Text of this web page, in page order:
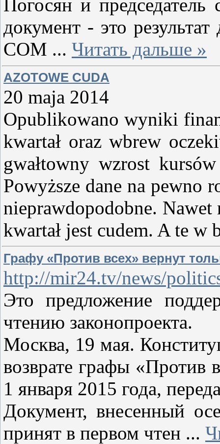
Погосян и
документ - это
COM ... Читать дальше »
AZOTOWE CUDA
20 maja 2014
Opublikowano wyniki
kwartał oraz wbrew
gwałtowny wzrost
Powyższe dane na pewno
nieprawdopodobne.
kwartał jest cudem. A te w
Графу «Против всех» вернут
http://mir24.tv/news/
Это предложение
чтению законопроекта.
Москва, 19 мая.
возврате графы «Против
1 января 2015 года,
Документ, внесенный
принят в первом чтен ...